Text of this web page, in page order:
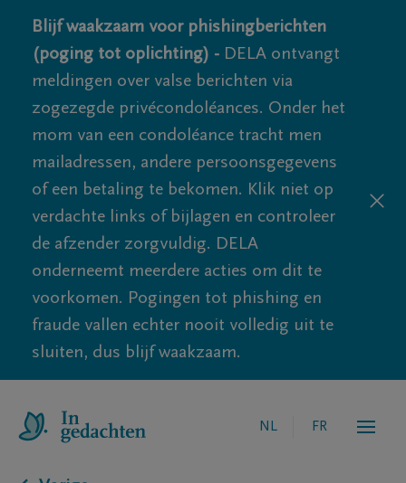
Blijf waakzaam voor phishingberichten
(poging tot oplichting) - DELA ontvangt
meldingen over valse berichten via
zogezegde privécondoléances. Onder het
mom van een condoléance tracht men
mailadressen, andere persoonsgegevens
of een betaling te bekomen. Klik niet op
verdachte links of bijlagen en controleer
de afzender zorgvuldig. DELA
onderneemt meerdere acties om dit te
voorkomen. Pogingen tot phishing en
fraude vallen echter nooit volledig uit te
sluiten, dus blijf waakzaam.
NL FR